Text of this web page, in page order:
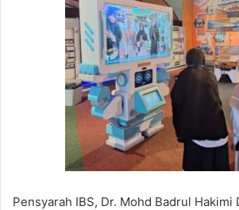
Pensyarah IBS, Dr. Mohd Badrul Hakimi